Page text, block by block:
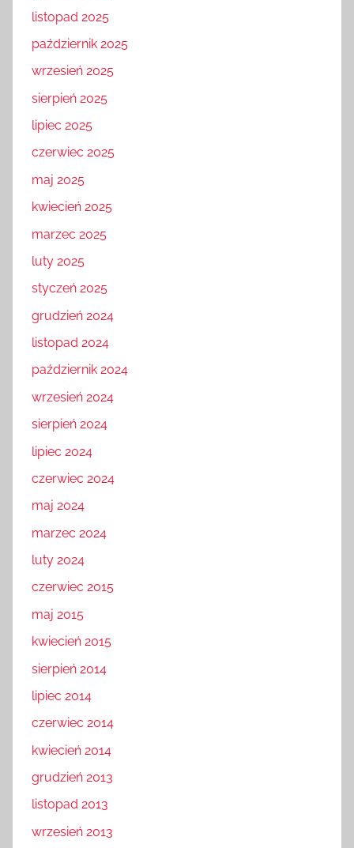
listopad 2025
październik 2025
wrzesień 2025
sierpień 2025
lipiec 2025
czerwiec 2025
maj 2025
kwiecień 2025
marzec 2025
luty 2025
styczeń 2025
grudzień 2024
listopad 2024
październik 2024
wrzesień 2024
sierpień 2024
lipiec 2024
czerwiec 2024
maj 2024
marzec 2024
luty 2024
czerwiec 2015
maj 2015
kwiecień 2015
sierpień 2014
lipiec 2014
czerwiec 2014
kwiecień 2014
grudzień 2013
listopad 2013
wrzesień 2013